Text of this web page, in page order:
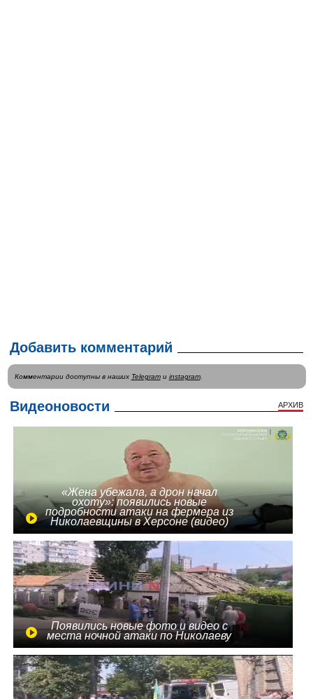
Добавить комментарий
Комментарии доступны в наших Telegramи instagram.
Видеоновости АРХИВ
«Жена убежала, а дрон начал
охоту»: появились новые
подробности атаки на фермера из
Николаевщины в Херсоне (видео)
Появились новые фото и видео с
места ночной атаки по Николаеву